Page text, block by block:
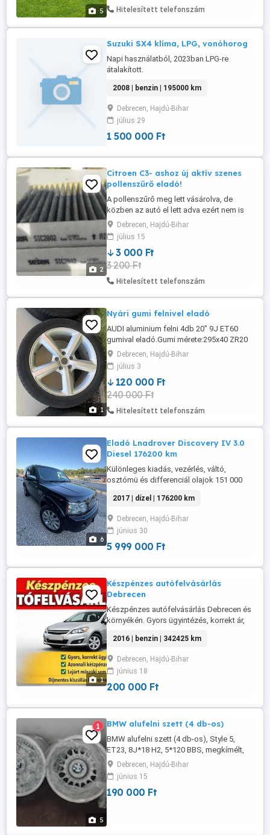
5
SEBAL süllyeszthető quad- és
helyett ...
Hitelesített telefonszám
Suzuki SX4 klíma, LPG, vonóhorog
Napi használatból, 2023ban LPG-re
átalakított.
2008 | benzin | 195000 km
Debrecen, Hajdú-Bihar
július 29
1 500 000 Ft
2
Citroen C3- ashoz új aktív szenes
pollenszűrő eladó!
A pollenszűrő meg lett vásárolva, de
közben az autó el lett adva ezért nem is
volt használva.
Debrecen, Hajdú-Bihar
július 15
3 000 Ft
3 200 Ft
Hitelesített telefonszám
1
Nyári gumi felnivel eladó
AUDI aluminium felni 4db 20" 9J ET60
gumival eladó.Gumi mérete:295x40 ZR20
110 Y NYÁRI gumi.Profil mélység 4mm
Debrecenben átvehető 4db ára 120.000ft.
Érdeklődni:06 30 644 80 84
Debrecen, Hajdú-Bihar
július 3
120 000 Ft
240 000 Ft
Hitelesített telefonszám
6
Eladó Lnadrover Discovery IV 3.0
Diesel 176200 km
Különleges kiadás, vezérlés, váltó,
osztómü és differenciál olajok 151 000
alkatrészekkel. Harman Kaerdon
hangrendszer, igazi Landrover 4x4 hajtás.
Az autó napi használatban van, ezért a Km
óra állás enyhén növekszik.
2017 | dízel | 176200 km
Debrecen, Hajdú-Bihar
június 30
5 999 000 Ft
1
Készpénzes autófelvásárlás
Debrecen
Készpénzes autófelvásárlás Debrecen és
környékén. Gyors ügyintézés, korrekt ár,
műszaki sem akadály.
2016 | benzin | 342425 km
Debrecen, Hajdú-Bihar
június 18
200 000 Ft
5
1 BMW alufelni szett (4 db-os)
BMW alufelni szett (4 db-os), Style 5,
ET23, 8J*18 H2, 5*120 BBS, megkímélt,
kíváló állapotban eladó.
Debrecen, Hajdú-Bihar
június 15
190 000 Ft